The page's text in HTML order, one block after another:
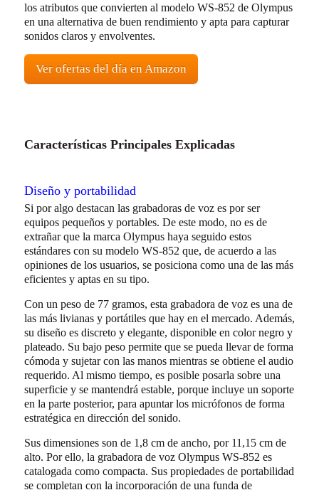
los atributos que convierten al modelo WS-852 de Olympus
en una alternativa de buen rendimiento y apta para capturar
sonidos claros y envolventes.
Ver ofertas del día en Amazon
Características Principales Explicadas
Diseño y portabilidad
Si por algo destacan las grabadoras de voz es por ser
equipos pequeños y portables. De este modo, no es de
extrañar que la marca Olympus haya seguido estos
estándares con su modelo WS-852 que, de acuerdo a las
opiniones de los usuarios, se posiciona como una de las más
eficientes y aptas en su tipo.
Con un peso de 77 gramos, esta grabadora de voz es una de
las más livianas y portátiles que hay en el mercado. Además,
su diseño es discreto y elegante, disponible en color negro y
plateado. Su bajo peso permite que se pueda llevar de forma
cómoda y sujetar con las manos mientras se obtiene el audio
requerido. Al mismo tiempo, es posible posarla sobre una
superficie y se mantendrá estable, porque incluye un soporte
en la parte posterior, para apuntar los micrófonos de forma
estratégica en dirección del sonido.
Sus dimensiones son de 1,8 cm de ancho, por 11,15 cm de
alto. Por ello, la grabadora de voz Olympus WS-852 es
catalogada como compacta. Sus propiedades de portabilidad
se completan con la incorporación de una funda de